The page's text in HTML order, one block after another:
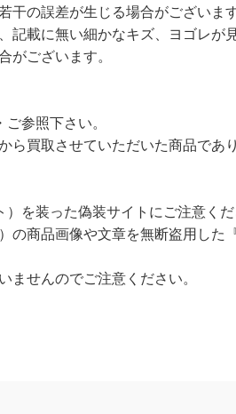
干の誤差が生じる場合がございます
記載に無い細かなキズ、ヨゴレが
がございます。
参照下さい。
ら買取させていただいた商品であ
を装った偽装サイトにご注意く
の商品画像や文章を無断盗用した
ませんのでご注意ください。